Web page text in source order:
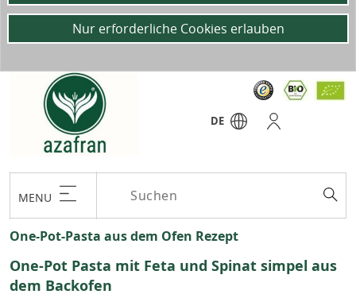
DE
MENU
One-Pot-Pasta aus dem Ofen Rezept
One-Pot Pasta mit Feta und Spinat simpel aus
dem Backofen
Nur erforderliche Cookies erlauben